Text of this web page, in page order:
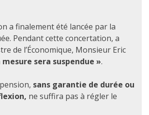
a finalement été lancée par la
Pendant cette concertation, a
de l’Économique, Monsieur Eric
mesure sera suspendue ».
sans garantie de durée ou
ne suffira pas à régler le